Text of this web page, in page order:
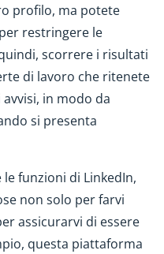
profilo, ma potete
restringere le
scorrere i risultati
di lavoro che ritenete
in modo da
si presenta
funzioni di LinkedIn,
non solo per farvi
assicurarvi di essere
questa piattaforma